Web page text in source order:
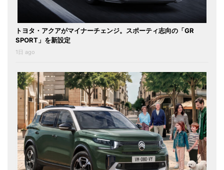
トヨタ・アクアがマイナーチェンジ。スポーティ志向の「GR
SPORT」を新設定
1日 ago